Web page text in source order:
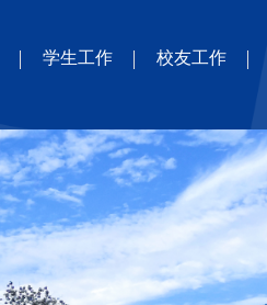
学生工作 校友工作